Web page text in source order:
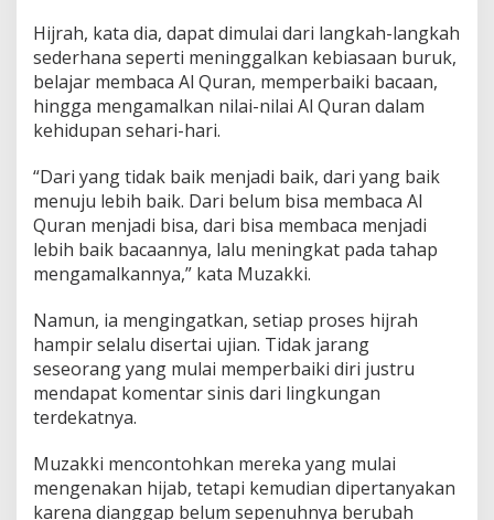
Hijrah, kata dia, dapat dimulai dari langkah-langkah
sederhana seperti meninggalkan kebiasaan buruk,
belajar membaca Al Quran, memperbaiki bacaan,
hingga mengamalkan nilai-nilai Al Quran dalam
kehidupan sehari-hari.
“Dari yang tidak baik menjadi baik, dari yang baik
menuju lebih baik. Dari belum bisa membaca Al
Quran menjadi bisa, dari bisa membaca menjadi
lebih baik bacaannya, lalu meningkat pada tahap
mengamalkannya,” kata Muzakki.
Namun, ia mengingatkan, setiap proses hijrah
hampir selalu disertai ujian. Tidak jarang
seseorang yang mulai memperbaiki diri justru
mendapat komentar sinis dari lingkungan
terdekatnya.
Muzakki mencontohkan mereka yang mulai
mengenakan hijab, tetapi kemudian dipertanyakan
karena dianggap belum sepenuhnya berubah